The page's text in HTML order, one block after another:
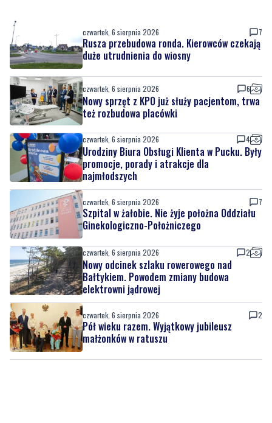
czwartek, 6 sierpnia 2026 7
Rusza przebudowa ronda. Kierowców czekają
duże utrudnienia do wiosny
czwartek, 6 sierpnia 2026 6
Nowy sprzęt z KPO już służy pacjentom, trwa
też rozbudowa placówki
czwartek, 6 sierpnia 2026 4
Urodziny Biura Obsługi Klienta w Pucku. Były
promocje, porady i atrakcje dla
najmłodszych
czwartek, 6 sierpnia 2026 7
Szpital w żałobie. Nie żyje położna Oddziału
Ginekologiczno-Położniczego
czwartek, 6 sierpnia 2026 2
Nowy odcinek szlaku rowerowego nad
Bałtykiem. Powodem zmiany budowa
elektrowni jądrowej
czwartek, 6 sierpnia 2026 2
Pół wieku razem. Wyjątkowy jubileusz
małżonków w ratuszu